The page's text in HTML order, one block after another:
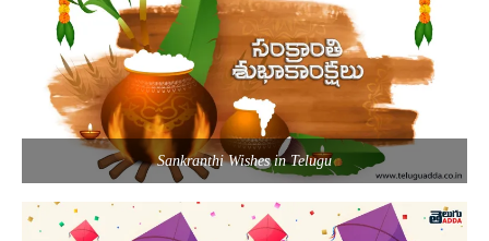
Sankranthi Wishes in Telugu